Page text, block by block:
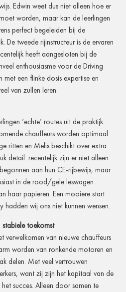
Edwin weet dus niet alleen hoe er
worden, maar kan de leerlingen
perfect begeleiden bij de
De tweede rijinstructeur is de ervaren
heeft aangesloten bij de
enthousiasme voor de Driving
een flinke dosis expertise en
van zullen leren.
‘echte’ routes uit de praktijk.
chauffeurs worden optimaal
ritten en Melis beschikt over extra
detail: recentelijk zijn er niet alleen
aan hun CE-rijbewijs, maar
in de rood/gele leswagen
haar papieren. Een mooiere start
hadden wij ons niet kunnen wensen.
stabiele toekomst
verwelkomen van nieuwe chauffeurs
worden van ronkende motoren en
delen. Met veel vertrouwen
want zij zijn het kapitaal van de
succes. Alleen door samen te